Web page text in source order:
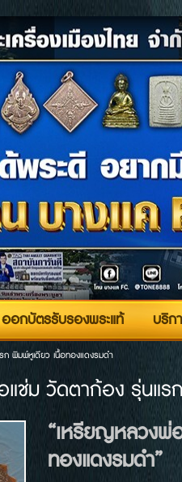
ออกบัตรรับรองพระแท้ บริก
พิมพ์หูเดียว เนื้อทองแดงรมดำ
ช่ม วัดตาก้อง รุ่นแร
“เหรียญหลวงพ่
ทองแดงรมดำ”